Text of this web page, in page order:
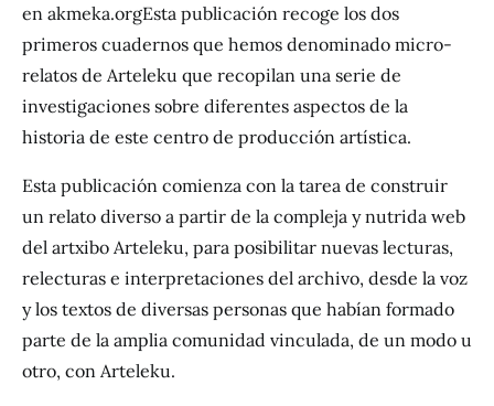
en akmeka.orgEsta publicación recoge los dos
primeros cuadernos que hemos denominado micro-
relatos de Arteleku que recopilan una serie de
investigaciones sobre diferentes aspectos de la
historia de este centro de producción artística.
Esta publicación comienza con la tarea de construir
un relato diverso a partir de la compleja y nutrida web
del artxibo Arteleku, para posibilitar nuevas lecturas,
relecturas e interpretaciones del archivo, desde la voz
y los textos de diversas personas que habían formado
parte de la amplia comunidad vinculada, de un modo u
otro, con Arteleku.